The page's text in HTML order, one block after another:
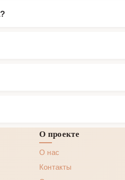
О проекте
О нас
Контакты